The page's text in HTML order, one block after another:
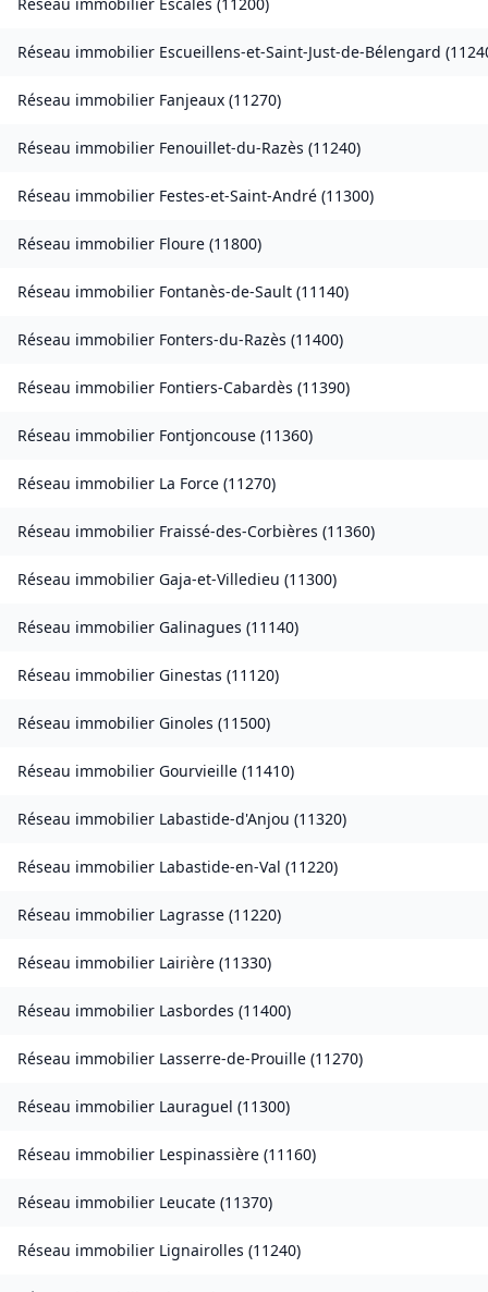
Réseau immobilier Escales (11200)
Réseau immobilier Escueillens-et-Saint-Just-de-Bélengard (
Réseau immobilier Fanjeaux (11270)
Réseau immobilier Fenouillet-du-Razès (11240)
Réseau immobilier Festes-et-Saint-André (11300)
Réseau immobilier Floure (11800)
Réseau immobilier Fontanès-de-Sault (11140)
Réseau immobilier Fonters-du-Razès (11400)
Réseau immobilier Fontiers-Cabardès (11390)
Réseau immobilier Fontjoncouse (11360)
Réseau immobilier La Force (11270)
Réseau immobilier Fraissé-des-Corbières (11360)
Réseau immobilier Gaja-et-Villedieu (11300)
Réseau immobilier Galinagues (11140)
Réseau immobilier Ginestas (11120)
Réseau immobilier Ginoles (11500)
Réseau immobilier Gourvieille (11410)
Réseau immobilier Labastide-d'Anjou (11320)
Réseau immobilier Labastide-en-Val (11220)
Réseau immobilier Lagrasse (11220)
Réseau immobilier Lairière (11330)
Réseau immobilier Lasbordes (11400)
Réseau immobilier Lasserre-de-Prouille (11270)
Réseau immobilier Lauraguel (11300)
Réseau immobilier Lespinassière (11160)
Réseau immobilier Leucate (11370)
Réseau immobilier Lignairolles (11240)